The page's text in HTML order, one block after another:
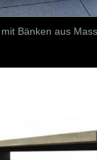
Bänken aus